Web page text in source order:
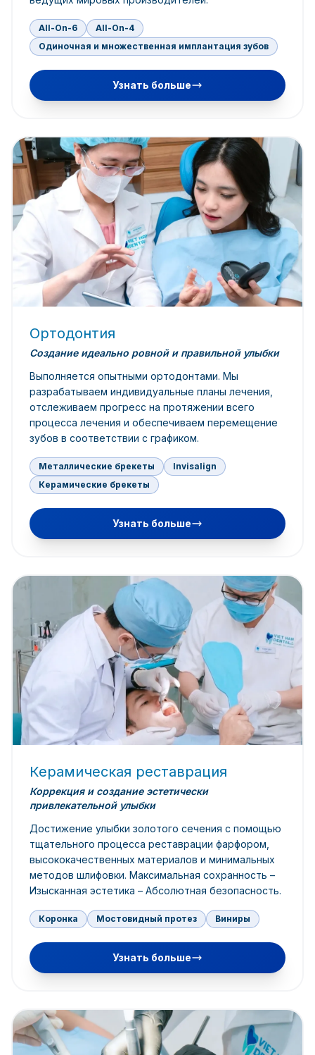
All-On-6
All-On-4
Одиночная и множественная имплантация зубов
Узнать больше
Ортодонтия
Создание идеально ровной и правильной улыбки
Выполняется опытными ортодонтами. Мы
разрабатываем индивидуальные планы лечения,
отслеживаем прогресс на протяжении всего
процесса лечения и обеспечиваем перемещение
зубов в соответствии с графиком.
Металлические брекеты
Invisalign
Керамические брекеты
Узнать больше
Керамическая реставрация
Коррекция и создание эстетически
привлекательной улыбки
Достижение улыбки золотого сечения с помощью
тщательного процесса реставрации фарфором,
высококачественных материалов и минимальных
методов шлифовки. Максимальная сохранность –
Изысканная эстетика – Абсолютная безопасность.
Коронка Мостовидный протез Виниры
Узнать больше